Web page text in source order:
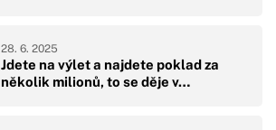
Jdete na výlet a najdete poklad za
několik milionů, to se děje v…
28. 6. 2025